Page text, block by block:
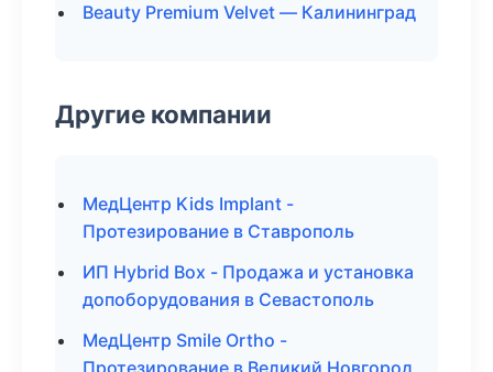
Beauty Premium Velvet — Калининград
Другие компании
МедЦентр Kids Implant -
Протезирование в Ставрополь
ИП Hybrid Box - Продажа и установка
допоборудования в Севастополь
МедЦентр Smile Ortho -
Протезирование в Великий Новгород